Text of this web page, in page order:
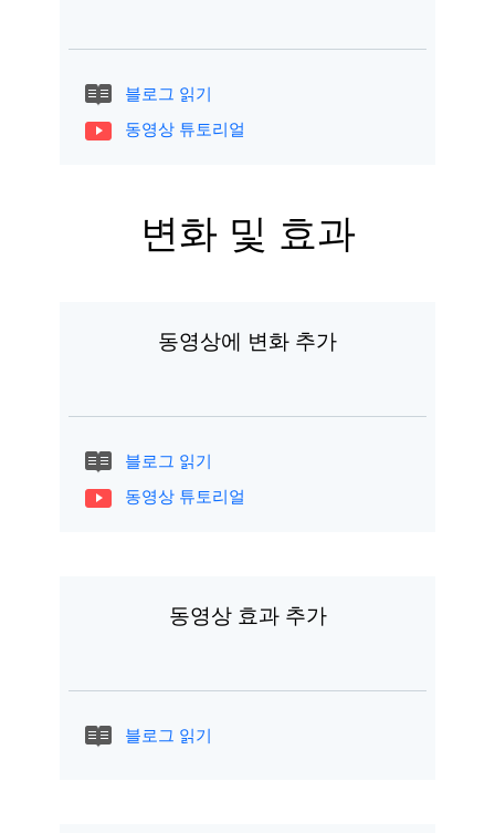
블로그 읽기
동영상 튜토리얼
변화 및 효과
동영상에 변화 추가
블로그 읽기
동영상 튜토리얼
동영상 효과 추가
블로그 읽기